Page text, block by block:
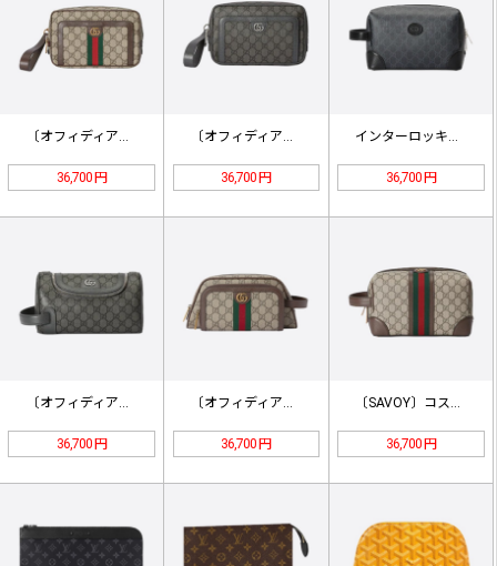
〔オフィディア〕GG ポーチ 760…
36,700 円
〔オフィディア〕GG ポーチ 760…
36,700 円
インターロッキングG付き GG コス…
36,700 円
〔オフィディア〕GGスプリーム ポー…
36,700 円
〔オフィディア〕GG コスメティック…
36,700 円
〔SAVOY〕コスメティックケース …
36,700 円